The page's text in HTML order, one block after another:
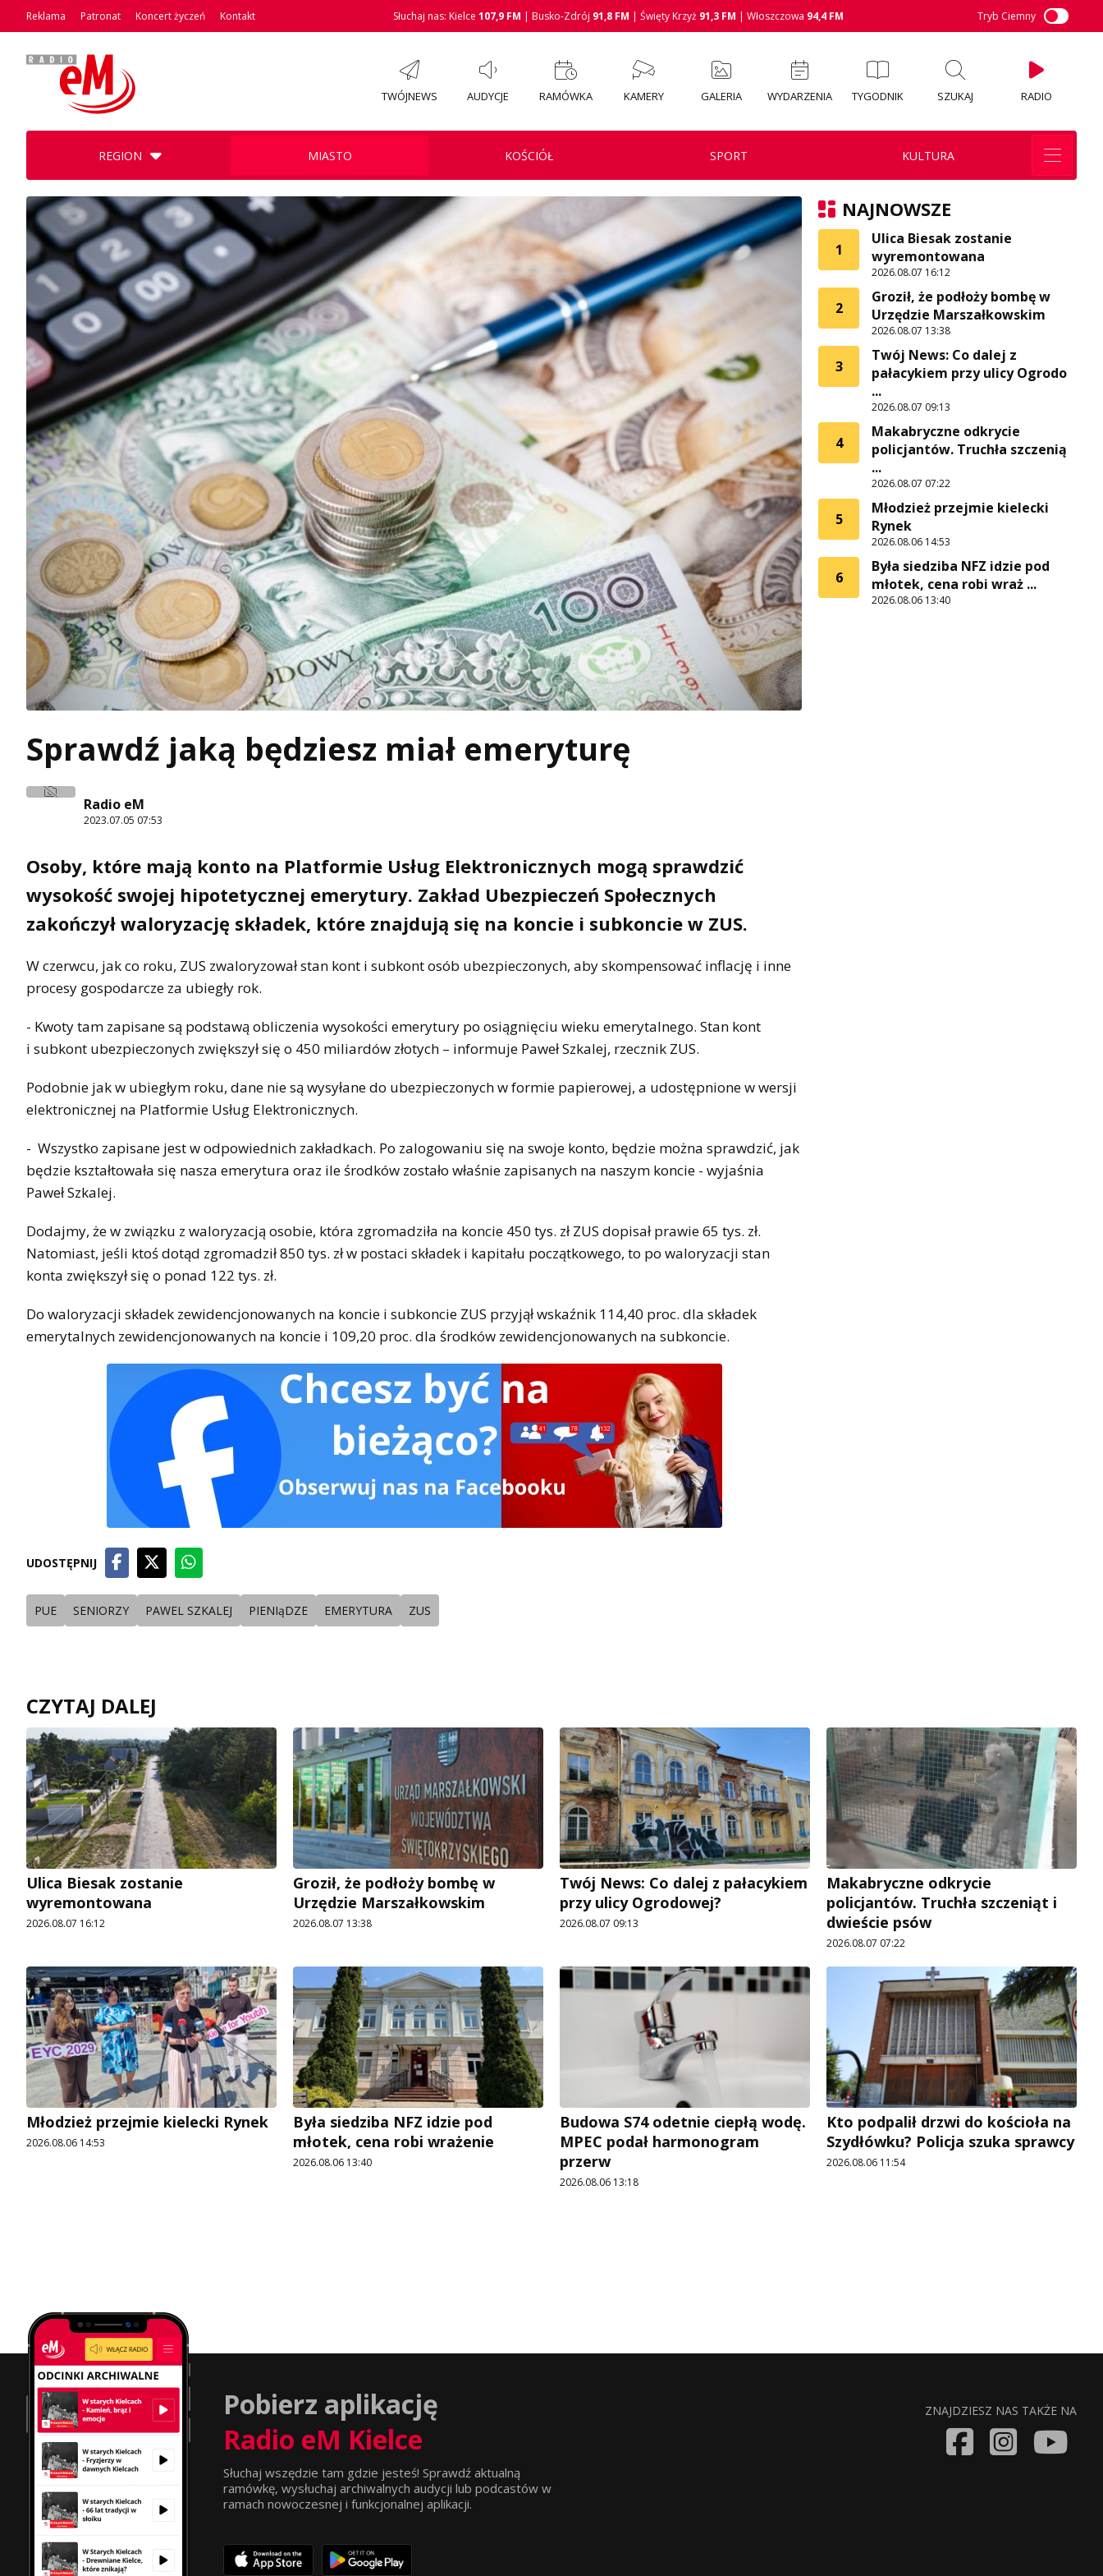
Reklama Patronat Koncert życzeń Kontakt Słuchaj nas: Kielce 107,9 FM | Busko-Zdrój 91,8 FM | Święty Krzyż 91,3 FM | Włoszczowa 94,4 FM Tryb Ciemny
TWÓJNEWS AUDYCJE RAMÓWKA KAMERY GALERIA WYDARZENIA TYGODNIK SZUKAJ RADIO
REGION MIASTO KOŚCIÓŁ SPORT KULTURA
Sprawdź jaką będziesz miał emeryturę
Radio eM
2023.07.05 07:53
Osoby, które mają konto na Platformie Usług Elektronicznych mogą sprawdzić
wysokość swojej hipotetycznej emerytury. Zakład Ubezpieczeń Społecznych
zakończył waloryzację składek, które znajdują się na koncie i subkoncie w ZUS.
W czerwcu, jak co roku, ZUS zwaloryzował stan kont i subkont osób ubezpieczonych, aby skompensować inflację i inne
procesy gospodarcze za ubiegły rok.
- Kwoty tam zapisane są podstawą obliczenia wysokości emerytury po osiągnięciu wieku emerytalnego. Stan kont
i subkont ubezpieczonych zwiększył się o 450 miliardów złotych – informuje Paweł Szkalej, rzecznik ZUS.
Podobnie jak w ubiegłym roku, dane nie są wysyłane do ubezpieczonych w formie papierowej, a udostępnione w wersji
elektronicznej na Platformie Usług Elektronicznych.
- Wszystko zapisane jest w odpowiednich zakładkach. Po zalogowaniu się na swoje konto, będzie można sprawdzić, jak
będzie kształtowała się nasza emerytura oraz ile środków zostało właśnie zapisanych na naszym koncie - wyjaśnia
Paweł Szkalej.
Dodajmy, że w związku z waloryzacją osobie, która zgromadziła na koncie 450 tys. zł ZUS dopisał prawie 65 tys. zł.
Natomiast, jeśli ktoś dotąd zgromadził 850 tys. zł w postaci składek i kapitału początkowego, to po waloryzacji stan
konta zwiększył się o ponad 122 tys. zł.
Do waloryzacji składek zewidencjonowanych na koncie i subkoncie ZUS przyjął wskaźnik 114,40 proc. dla składek
emerytalnych zewidencjonowanych na koncie i 109,20 proc. dla środków zewidencjonowanych na subkoncie.
UDOSTĘPNIJ
PUE SENIORZY PAWEL SZKALEJ PIENIąDZE EMERYTURA ZUS
NAJNOWSZE
1
Ulica Biesak zostanie
wyremontowana
2026.08.07 16:12
2
Groził, że podłoży bombę w
Urzędzie Marszałkowskim
2026.08.07 13:38
3
Twój News: Co dalej z
pałacykiem przy ulicy Ogrodo
...
2026.08.07 09:13
4
Makabryczne odkrycie
policjantów. Truchła szczenią
...
2026.08.07 07:22
5
Młodzież przejmie kielecki
Rynek
2026.08.06 14:53
6
Była siedziba NFZ idzie pod
młotek, cena robi wraż ...
2026.08.06 13:40
CZYTAJ DALEJ
Ulica Biesak zostanie
wyremontowana
2026.08.07 16:12
Groził, że podłoży bombę w
Urzędzie Marszałkowskim
2026.08.07 13:38
Twój News: Co dalej z pałacykiem
przy ulicy Ogrodowej?
2026.08.07 09:13
Makabryczne odkrycie
policjantów. Truchła szczeniąt i
dwieście psów
2026.08.07 07:22
Młodzież przejmie kielecki Rynek
2026.08.06 14:53
Była siedziba NFZ idzie pod
młotek, cena robi wrażenie
2026.08.06 13:40
Budowa S74 odetnie ciepłą wodę.
MPEC podał harmonogram
przerw
2026.08.06 13:18
Kto podpalił drzwi do kościoła na
Szydłówku? Policja szuka sprawcy
2026.08.06 11:54
Pobierz aplikację
Radio eM Kielce
Słuchaj wszędzie tam gdzie jesteś! Sprawdź aktualną
ramówkę, wysłuchaj archiwalnych audycji lub podcastów w
ramach nowoczesnej i funkcjonalnej aplikacji.
ZNAJDZIESZ NAS TAKŻE NA